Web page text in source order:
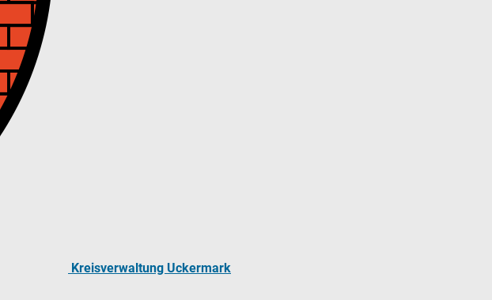
Kreisverwaltung Uckermark